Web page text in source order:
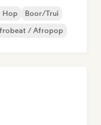
Hop
Boor/Trui
/ Afropop